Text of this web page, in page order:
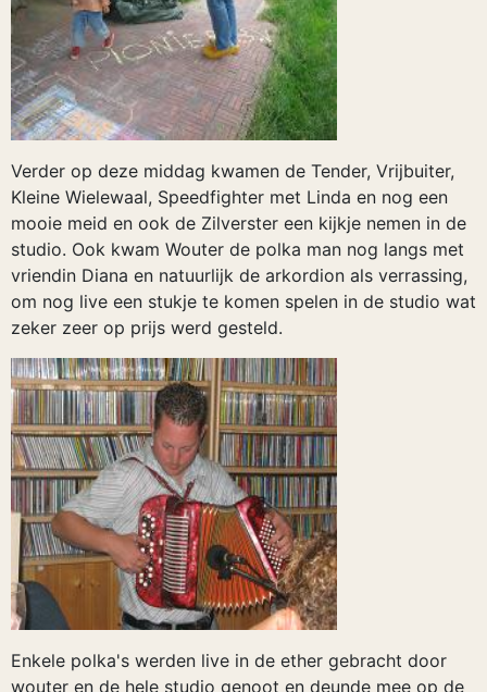
Verder op deze middag kwamen de Tender, Vrijbuiter,
Kleine Wielewaal, Speedfighter met Linda en nog een
mooie meid en ook de Zilverster een kijkje nemen in de
studio. Ook kwam Wouter de polka man nog langs met
vriendin Diana en natuurlijk de arkordion als verrassing,
om nog live een stukje te komen spelen in de studio wat
zeker zeer op prijs werd gesteld.
Enkele polka's werden live in de ether gebracht door
wouter en de hele studio genoot en deunde mee op de